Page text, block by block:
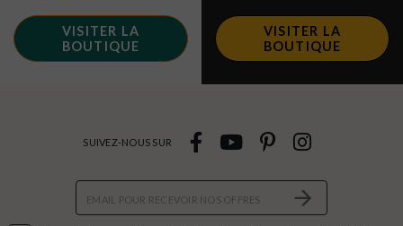
VISITER LA
BOUTIQUE
VISITER LA
BOUTIQUE
SUIVEZ-NOUS SUR